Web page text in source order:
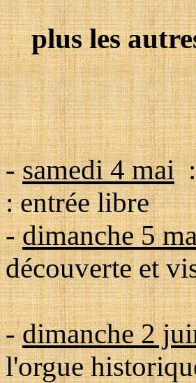
plus les
-samedi 4 mai
: entrée libre
-dimanche 5
découverte et
-dimanche 2
l'orgue